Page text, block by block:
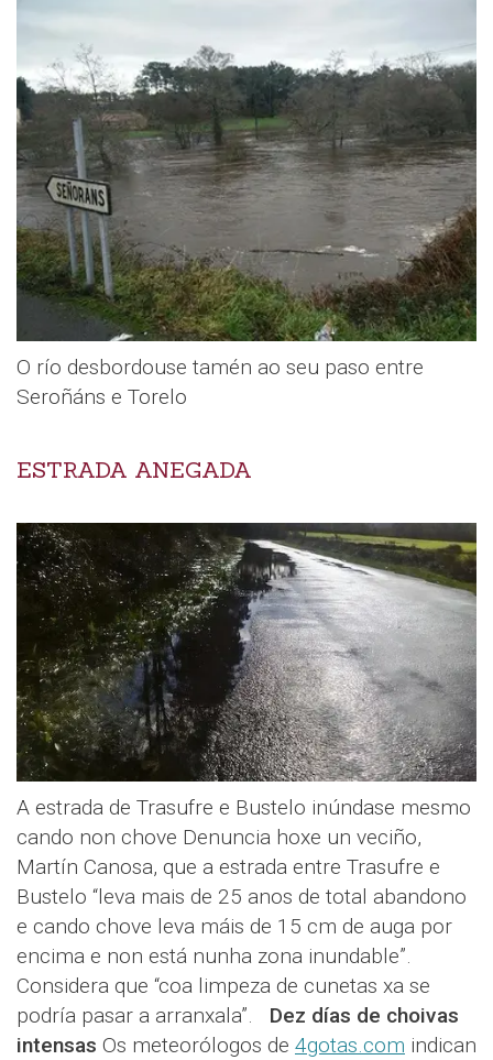
O río desbordouse tamén ao seu paso entre
Seroñáns e Torelo
ESTRADA ANEGADA
A estrada de Trasufre e Bustelo inúndase mesmo
cando non chove Denuncia hoxe un veciño,
Martín Canosa, que a estrada entre Trasufre e
Bustelo “leva mais de 25 anos de total abandono
e cando chove leva máis de 15 cm de auga por
encima e non está nunha zona inundable”.
Considera que “coa limpeza de cunetas xa se
podría pasar a arranxala”. Dez días de choivas
intensas Os meteorólogos de 4gotas.com indican